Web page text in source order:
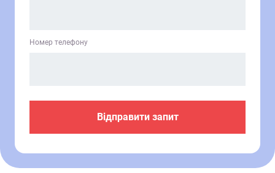
Номер телефону